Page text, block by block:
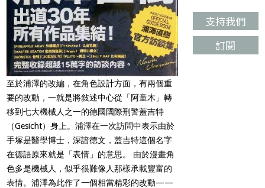
至於浦澤的改編，在角色設計方面，有兩個重
要的改動，一就是將敍述中心從「阿童木」轉
移到七大機械人之一的德國國際刑警蓋吉特
（Gesicht）身上。浦澤在一次訪問中表示由於
手塚是醫學博士，深諳德文，蓋吉特這個名字
在德語原來就是「表情」的意思。
由於漫畫角
色多是機械人，似乎很難像人那樣承載豐富的
表情。浦澤為此作了一個相當精彩的改動——
支持我們
訂閱